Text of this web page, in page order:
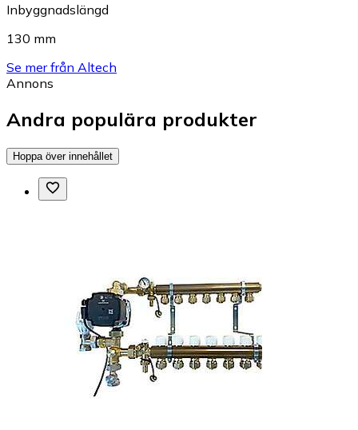
Inbyggnadslängd
130 mm
Se mer från Altech
Annons
Andra populära produkter
Hoppa över innehållet